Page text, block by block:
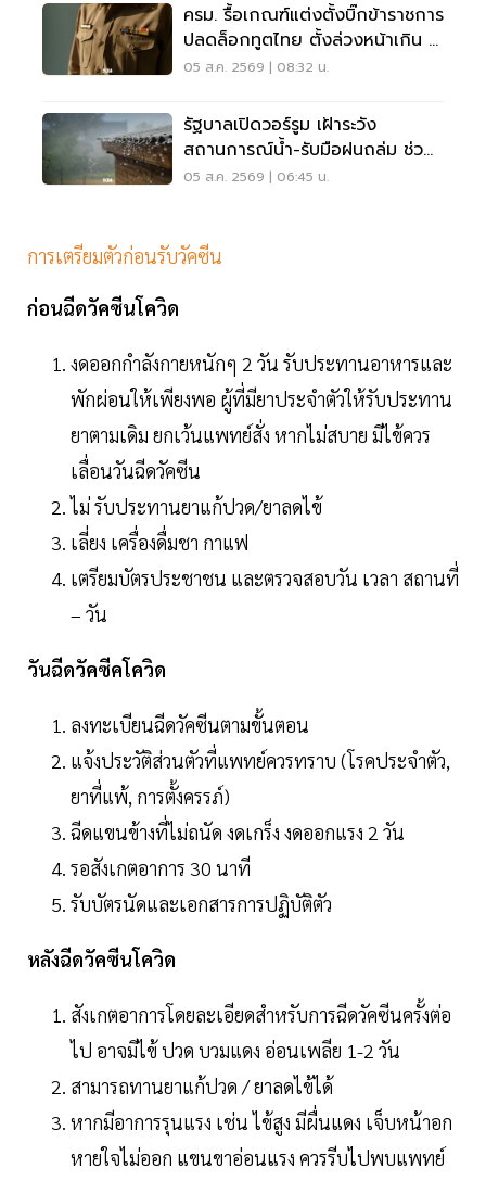
ครม. รื้อเกณฑ์แต่งตั้งบิ๊กข้าราชการ
ปลดล็อกทูตไทย ตั้งล่วงหน้าเกิน 2
เดือน
05 ส.ค. 2569 | 08:32 น.
รัฐบาลเปิดวอร์รูม เฝ้าระวัง
สถานการณ์น้ำ-รับมือฝนถล่ม ช่วย
เหลือปชช. 24 ชม.
05 ส.ค. 2569 | 06:45 น.
การเตรียมตัวก่อนรับวัคซีน
ก่อนฉีดวัคซีนโควิด
งดออกกําลังกายหนักๆ 2 วัน รับประทานอาหารและ
พักผ่อนให้เพียงพอ ผู้ที่มียาประจําตัวให้รับประทาน
ยาตามเดิม ยกเว้นแพทย์สั่ง หากไม่สบาย มีไข้ควร
เลื่อนวันฉีดวัคซีน
ไม่ รับประทานยาแก้ปวด/ยาลดไข้
เลี่ยง เครื่องดื่มชา กาแฟ
เตรียมบัตรประชาชน และตรวจสอบวัน เวลา สถานที่
– วัน
วันฉีดวัคซีคโควิด
ลงทะเบียนฉีดวัคซีนตามขั้นตอน
แจ้งประวัติส่วนตัวที่แพทย์ควรทราบ (โรคประจําตัว,
ยาที่แพ้, การตั้งครรภ์)
ฉีดแขนข้างที่ไม่ถนัด งดเกร็ง งดออกแรง 2 วัน
รอสังเกตอาการ 30 นาที
รับบัตรนัดและเอกสารการปฏิบัติตัว
หลังฉีดวัคซีนโควิด
สังเกตอาการโดยละเอียดสําหรับการฉีดวัคซีนครั้งต่อ
ไป อาจมีไข้ ปวด บวมแดง อ่อนเพลีย 1-2 วัน
สามารถทานยาแก้ปวด / ยาลดไข้ได้
หากมีอาการรุนแรง เช่น ไข้สูง มีผื่นแดง เจ็บหน้าอก
หายใจไม่ออก แขนขาอ่อนแรง ควรรีบไปพบแพทย์